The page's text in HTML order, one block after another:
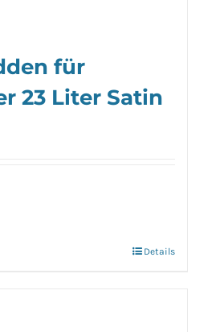
für
23 Liter Satin
Details